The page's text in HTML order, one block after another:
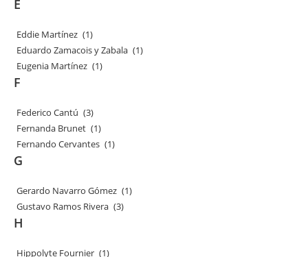
E
Eddie Martínez (1)
Eduardo Zamacois y Zabala (1)
Eugenia Martínez (1)
F
Federico Cantú (3)
Fernanda Brunet (1)
Fernando Cervantes (1)
G
Gerardo Navarro Gómez (1)
Gustavo Ramos Rivera (3)
H
Hippolyte Fournier (1)